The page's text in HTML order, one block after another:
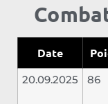
Date
20.09.2025 86